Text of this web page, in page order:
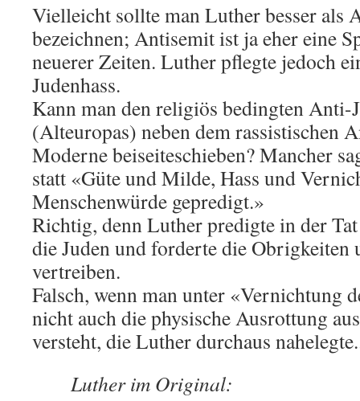
Vielleicht sollte man Luther besser als
bezeichnen; Antisemit ist ja eher eine
neuerer Zeiten. Luther pflegte jedoch
Judenhass.
Kann man den religiös bedingten Anti-
(Alteuropas) neben dem rassistischen
Moderne beiseiteschieben? Mancher
statt «Güte und Milde, Hass und
Menschenwürde gepredigt.»
Richtig, denn Luther predigte in der
die Juden und forderte die Obrigkeiten
vertreiben.
Falsch, wenn man unter «Vernichtung
nicht auch die physische Ausrottung
versteht, die Luther durchaus
Luther im Original: